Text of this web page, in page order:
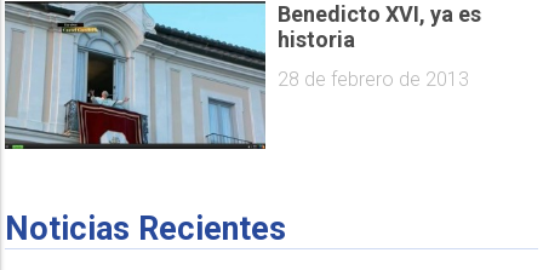
Benedicto XVI, ya es
historia
28 de febrero de 2013
Noticias Recientes